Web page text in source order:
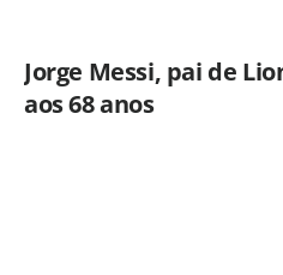
Jorge Messi, pai de
aos 68 anos